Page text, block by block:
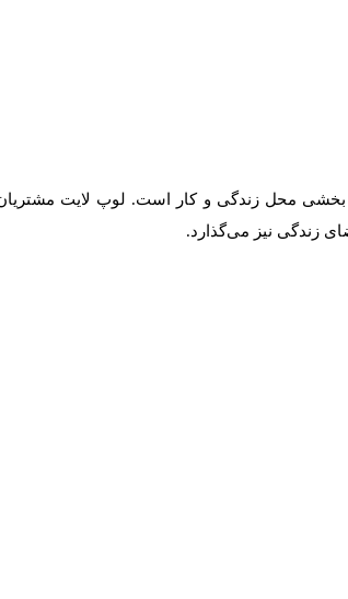
محل زندگی و کار است. لوپ لایت
زندگی نیز می‌گذارد.